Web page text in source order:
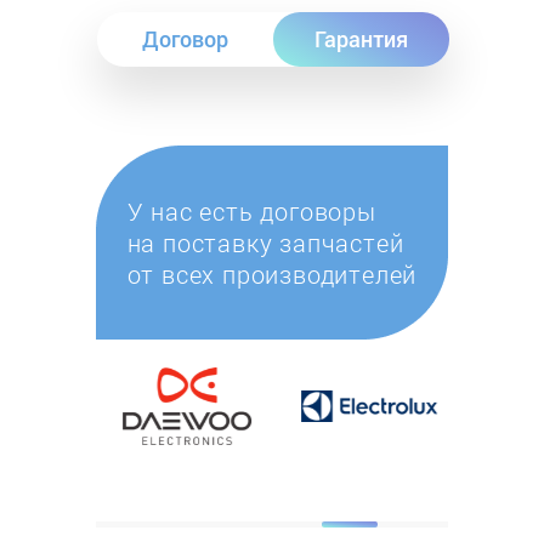
Договор Гарантия
У нас есть договоры
на поставку запчастей
от всех производителей